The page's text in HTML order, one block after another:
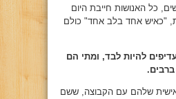
כל האנושות חייבת היום
"כאיש אחד בלב אחד" כולם
להיות לבד, ומתי הם
ברבים.
שלהם עם הקבוצה, ששם